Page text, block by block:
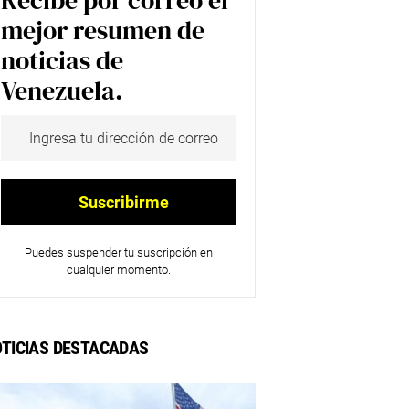
mejor resumen de
noticias de
Venezuela.
Puedes suspender tu suscripción en
cualquier momento.
DESTACADAS